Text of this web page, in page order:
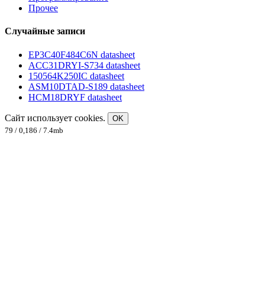
Прочее
Случайные записи
EP3C40F484C6N datasheet
ACC31DRYI-S734 datasheet
150564K250IC datasheet
ASM10DTAD-S189 datasheet
HCM18DRYF datasheet
Сайт использует cookies.
OK
79 / 0,186 / 7.4mb